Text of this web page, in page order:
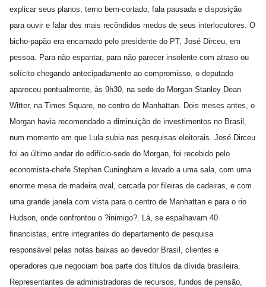
explicar seus planos, terno bem-cortado, fala pausada e disposição
para ouvir e falar dos mais recôndidos medos de seus interlocutores. O
bicho-papão era encarnado pelo presidente do PT, José Dirceu, em
pessoa. Para não espantar, para não parecer insolente com atraso ou
solícito chegando antecipadamente ao compromisso, o deputado
apareceu pontualmente, às 9h30, na sede do Morgan Stanley Dean
Witter, na Times Square, no centro de Manhattan. Dois meses antes, o
Morgan havia recomendado a diminuição de investimentos no Brasil,
num momento em que Lula subia nas pesquisas eleitorais. José Dirceu
foi ao último andar do edifício-sede do Morgan, foi recebido pelo
economista-chefe Stephen Cuningham e levado a uma sala, com uma
enorme mesa de madeira oval, cercada por fileiras de cadeiras, e com
uma grande janela com vista para o centro de Manhattan e para o rio
Hudson, onde confrontou o ?inimigo?. Lá, se espalhavam 40
financistas, entre integrantes do departamento de pesquisa
responsável pelas notas baixas ao devedor Brasil, clientes e
operadores que negociam boa parte dos títulos da dívida brasileira.
Representantes de administradoras de recursos, fundos de pensão,